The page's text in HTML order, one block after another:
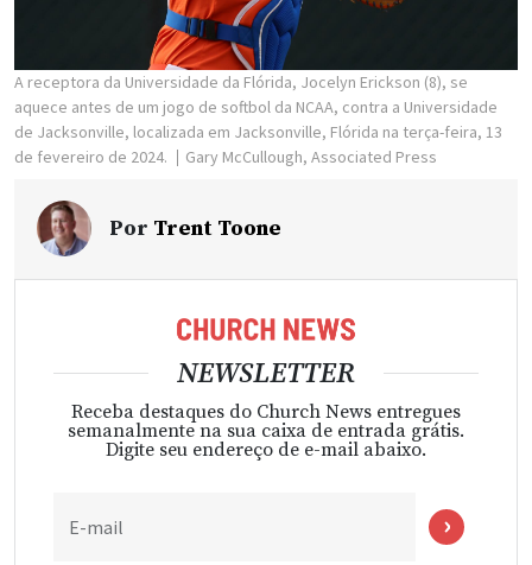
A receptora da Universidade da Flórida, Jocelyn Erickson (8), se
aquece antes de um jogo de softbol da NCAA, contra a Universidade
de Jacksonville, localizada em Jacksonville, Flórida na terça-feira, 13
de fevereiro de 2024.
Gary McCullough, Associated Press
Por Trent Toone
NEWSLETTER
Receba destaques do Church News entregues
semanalmente na sua caixa de entrada grátis.
Digite seu endereço de e-mail abaixo.
E-mail